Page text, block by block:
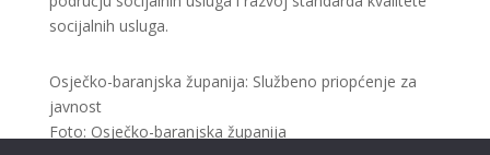
socijalnih usluga.
Osječko-baranjska županija: Službeno priopćenje za
javnost
Foto: Osječko-baranjska županija